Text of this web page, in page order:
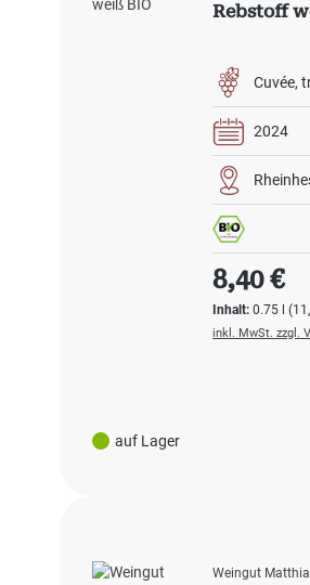
auf Lager
Rebstoff
Cuvée
2024
Inhalt:0.75 l
Regulärer
8,40 €
inkl. MwSt. zzgl.
Weingut